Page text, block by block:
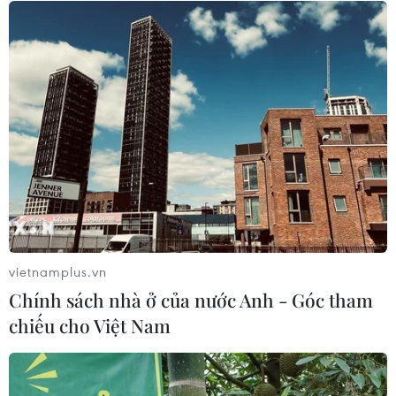
EU mở tham vấn về phạm vi sản
phẩm thép và những tác động tới
Việt Nam
04/08/2026 13:13
Xem thêm
CƠ QUAN CHỦ QUẢN: THÔNG TẤN XÃ VIỆT NAM
Tổng Biên tập: TRẦN TIẾN DUẨN
Phó Tổng Biên tập: NGUYỄN THỊ TÁM, KHÚC THANH
THỦY
vietnamplus.vn
Chính sách nhà ở của nước Anh - Góc tham
chiếu cho Việt Nam